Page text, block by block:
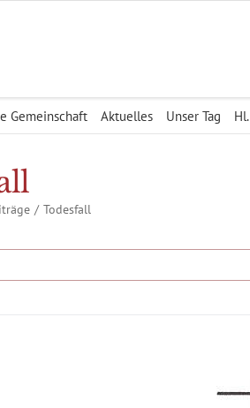
Gemeinschaft Aktuelles Unser Tag
Todesfall